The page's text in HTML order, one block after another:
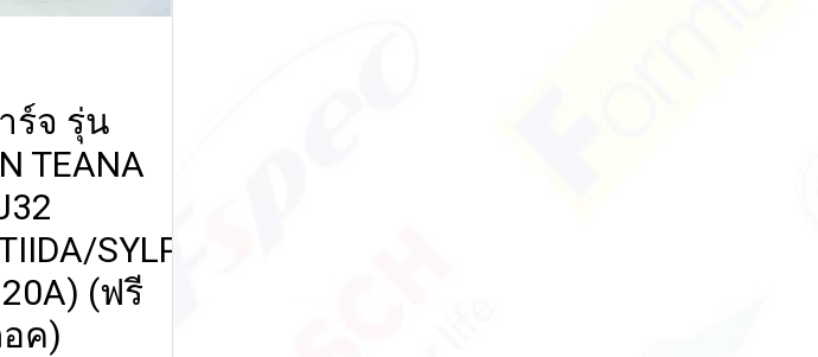
ร์จ รุ่น
TEANA
SYLPHY'12
(ฟรี
ค)